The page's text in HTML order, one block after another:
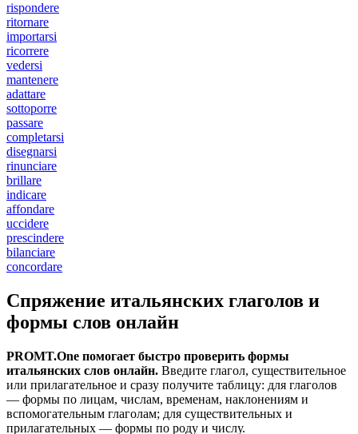
rispondere
ritornare
importarsi
ricorrere
vedersi
mantenere
adattare
sottoporre
passare
completarsi
disegnarsi
rinunciare
brillare
indicare
affondare
uccidere
prescindere
bilanciare
concordare
Спряжение итальянских глаголов и
формы слов онлайн
PROMT.One помогает быстро проверить формы
итальянских слов онлайн. Введите глагол, существительное
или прилагательное и сразу получите таблицу: для глаголов
— формы по лицам, числам, временам, наклонениям и
вспомогательным глаголам; для существительных и
прилагательных — формы по роду и числу.